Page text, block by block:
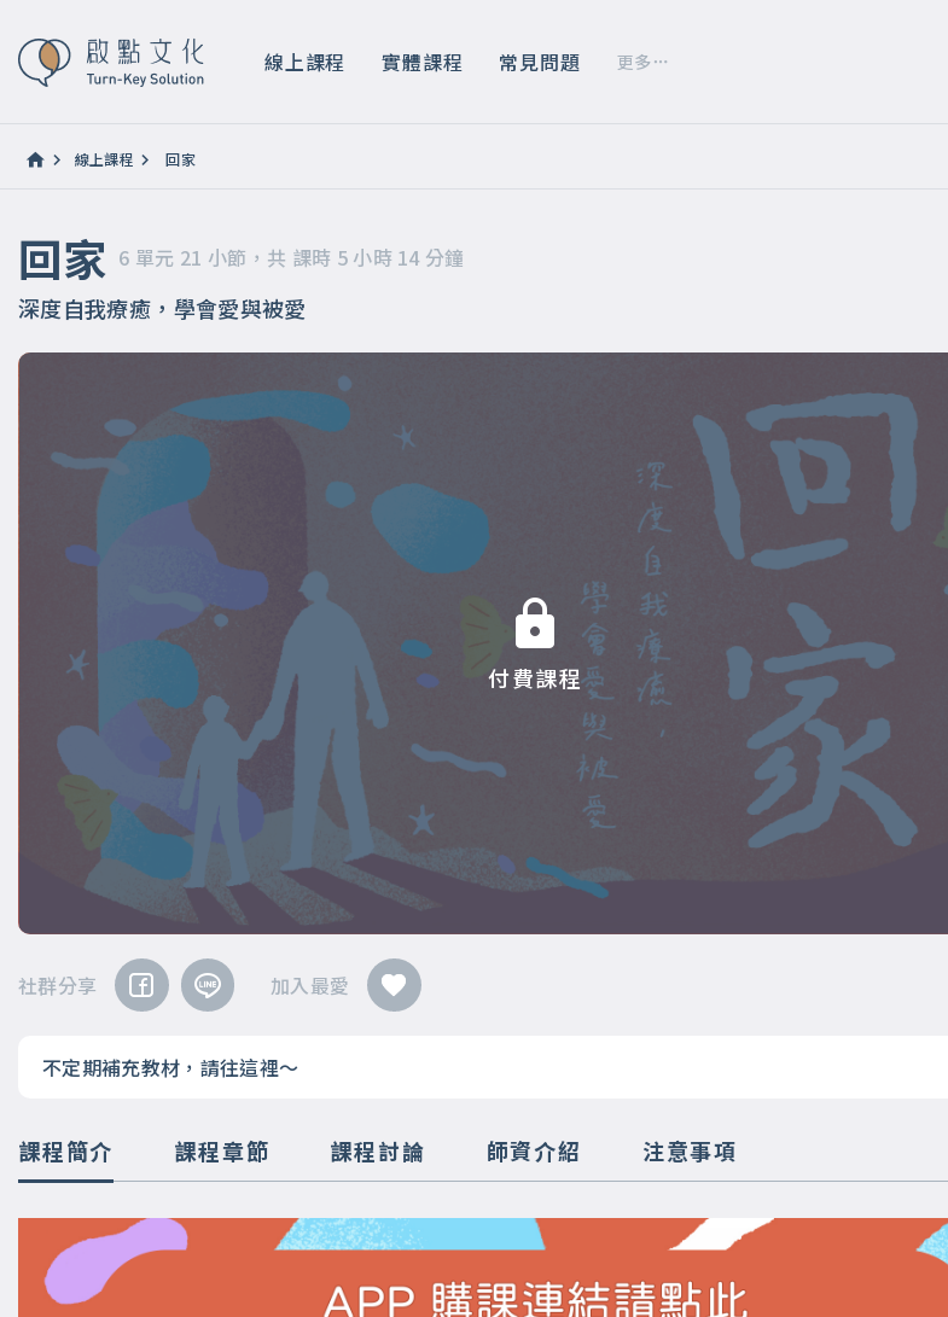
線上課程 實體課程 常見問題 更多
6 單元 21 小節，共 課時 5 小時 14 分鐘
線上課程 回家
回家 6 單元 21 小節，共 課時 5 小時 14 分鐘
深度自我療癒，學會愛與被愛
付費課程
不定期補充教材，請往這裡～
社群分享 加入最愛
課程簡介 課程章節 課程討論 師資介紹 注意事項